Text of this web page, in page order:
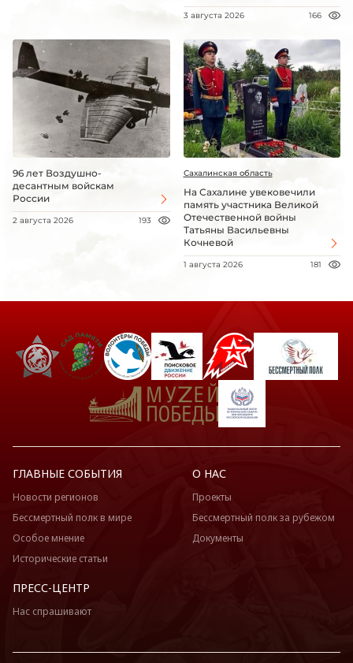
3 августа 2026 166
96 лет Воздушно-
десантным войскам
России
2 августа 2026 193
Сахалинская область
На Сахалине увековечили
память участника Великой
Отечественной войны
Татьяны Васильевны
Кочневой
1 августа 2026 181
ГЛАВНЫЕ СОБЫТИЯ
Новости регионов
Бессмертный полк в мире
Особое мнение
Исторические статьи
О НАС
Проекты
Бессмертный полк за рубежом
Документы
ПРЕСС-ЦЕНТР
Нас спрашивают